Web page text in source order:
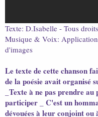
Texte: D.Isabelle - Tous
Musique & Voix:
d'images
Le texte de cette chanson
de la poésie avait organisé
_Texte à ne pas prendre
participer _ C'est un
dévouées à leur conjoint